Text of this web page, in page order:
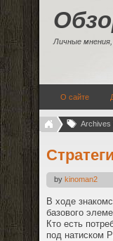
Личные
О сайте
Archives
by kinoman2
В ходе
базового
Кто есть
под натиском